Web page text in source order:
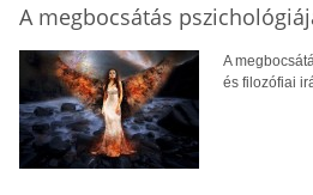
A megbocsátás
A
és filozófiai